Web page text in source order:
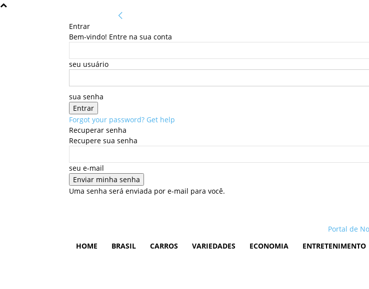
Entrar
Bem-vindo! Entre na sua conta
seu usuário
sua senha
Forgot your password? Get help
Recuperar senha
Recupere sua senha
seu e-mail
Uma senha será enviada por e-mail para você.
Portal de
HOME
BRASIL CARROS VARIEDADES ECONOMIA ENTRETENIMENTO